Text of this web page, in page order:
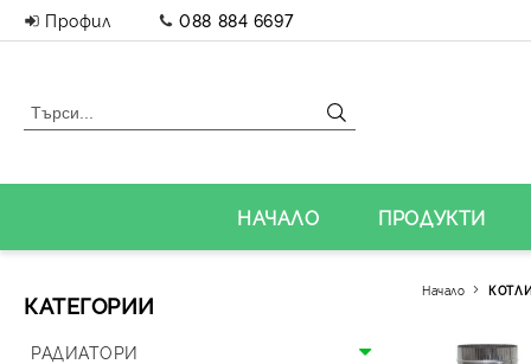
Профил 088 884 6697
НАЧАЛО ПРОДУКТИ
КАТЕГОРИИ
РАДИАТОРИ
Начало